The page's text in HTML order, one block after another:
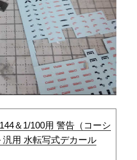
＆1/100用 警告（コーシ
汎用 水転写式デカール